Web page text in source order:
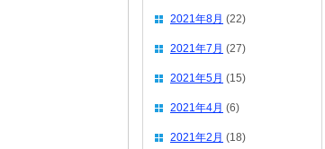
2021年8月 (22)
2021年7月 (27)
2021年5月 (15)
2021年4月 (6)
2021年2月 (18)